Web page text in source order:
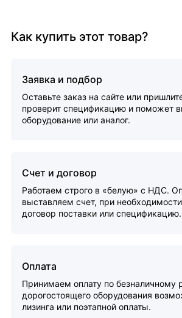
Как купить этот товар?
Заявка и подбор
Оставьте заказ на сайте или
проверит спецификацию и поможет
оборудование или аналог.
Счет и договор
Работаем строго в «белую» с НДС.
выставляем счет, при
договор поставки или спецификацию.
Оплата
Принимаем оплату по безналичному
дорогостоящего оборудования
лизинга или поэтапной оплаты.